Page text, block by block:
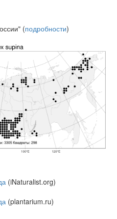
(подробности)
(iNaturalist.org)
(plantarium.ru)